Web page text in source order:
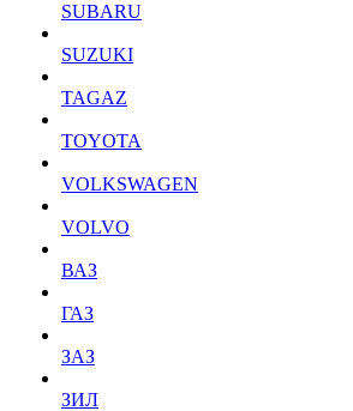
SUBARU
SUZUKI
TAGAZ
TOYOTA
VOLKSWAGEN
VOLVO
ВАЗ
ГАЗ
ЗАЗ
ЗИЛ